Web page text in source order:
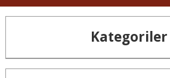
Kategoriler